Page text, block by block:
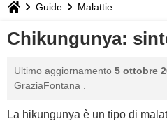
STILE
BIOGRAFIE
Guide Malattie
Chikungunya:
Ultimo aggiornamento 5 ottobre
GraziaFontana
La hikungunya è un tipo di